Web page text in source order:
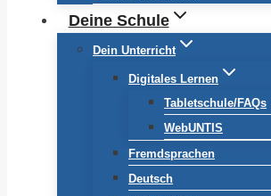
Deine Schule
Dein Unterricht
Digitales Lernen
Tabletschule/FAQs
WebUNTIS
Fremdsprachen
Deutsch